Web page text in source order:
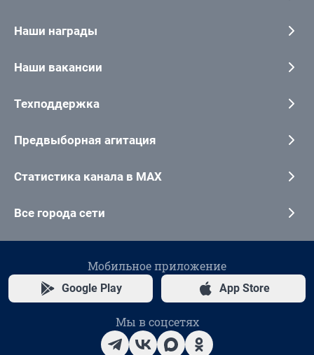
Наши награды
Наши вакансии
Техподдержка
Предвыборная агитация
Статистика канала в MAX
Все города сети
Мобильное приложение
Google Play App Store
Мы в соцсетях